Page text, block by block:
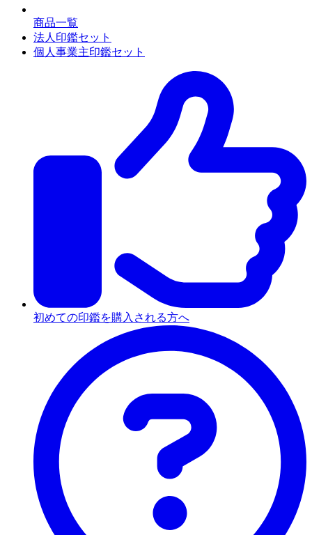
商品一覧
法人印鑑セット
個人事業主印鑑セット
初めての印鑑を購入される方へ